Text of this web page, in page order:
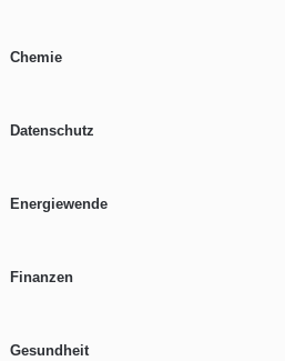
Chemie
Datenschutz
Energiewende
Finanzen
Gesundheit